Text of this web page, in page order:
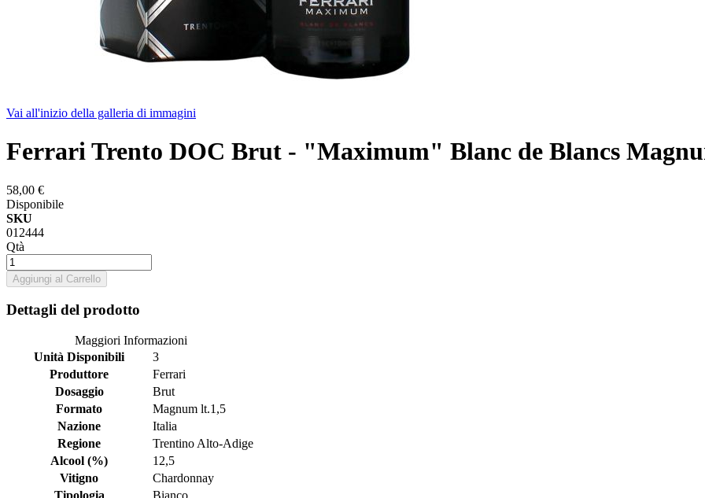
Vai all'inizio della galleria di immagini
Ferrari Trento DOC Brut - "Maximum" Blanc de Blancs
58,00 €
Disponibile
SKU
012444
Qtà
Aggiungi al Carrello
Dettagli del prodotto
Maggiori Informazioni
Unità Disponibili
3
Produttore
Ferrari
Dosaggio
Brut
Formato
Magnum lt.1,5
Nazione
Italia
Regione
Trentino Alto-Adige
Alcool (%)
12,5
Vitigno
Chardonnay
Tipologia
Bianco